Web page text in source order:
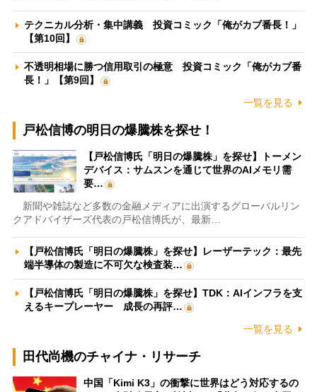
テクニカル分析・集中講義 投資コミック「俺がカブ番長！」
【第10回】
不透明相場に勝つ信用取引の極意 投資コミック「俺がカブ番
長！」【第9回】
一覧を見る
戸松信博の明日の爆騰株を探せ！
【戸松信博氏「明日の爆騰株」を探せ】トーメン
デバイス：サムスンを通じて世界のAIメモリ需
要…
新聞や雑誌など多数の金融メディアに出演するグローバルリン
クアドバイザーズ代表の戸松信博氏が、最新…
【戸松信博氏「明日の爆騰株」を探せ】レーザーテック：最先
端半導体の製造に不可欠な検査装…
【戸松信博氏「明日の爆騰株」を探せ】TDK：AIインフラを支
えるキープレーヤー 成長の再評…
一覧を見る
田代尚機のチャイナ・リサーチ
中国「Kimi K3」の衝撃に世界はどう対応するの